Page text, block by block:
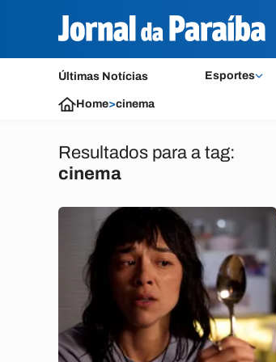
Últimas Notícias Esportes
Home>cinema
Resultados para a tag:
cinema